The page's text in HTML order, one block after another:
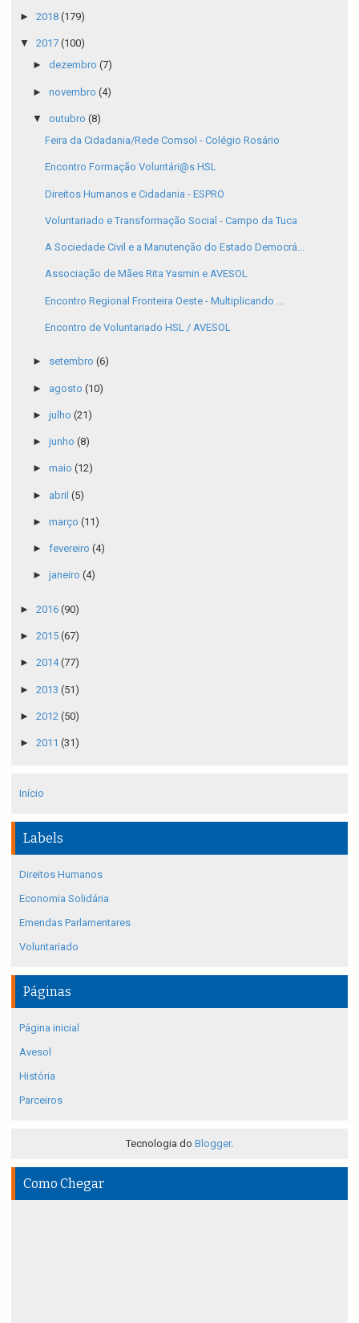
► 2018 (179)
▼ 2017 (100)
► dezembro (7)
► novembro (4)
▼ outubro (8)
Feira da Cidadania/Rede Comsol - Colégio Rosário
Encontro Formação Voluntári@s HSL
Direitos Humanos e Cidadania - ESPRO
Voluntariado e Transformação Social - Campo da Tuca
A Sociedade Civil e a Manutenção do Estado Democrá...
Associação de Mães Rita Yasmin e AVESOL
Encontro Regional Fronteira Oeste - Multiplicando ...
Encontro de Voluntariado HSL / AVESOL
► setembro (6)
► agosto (10)
► julho (21)
► junho (8)
► maio (12)
► abril (5)
► março (11)
► fevereiro (4)
► janeiro (4)
► 2016 (90)
► 2015 (67)
► 2014(77)
► 2013 (51)
► 2012 (50)
► 2011 (31)
Início
Labels
Direitos Humanos
Economia Solidária
Emendas Parlamentares
Voluntariado
Páginas
Página inicial
Avesol
História
Parceiros
Tecnologia do Blogger.
Como Chegar